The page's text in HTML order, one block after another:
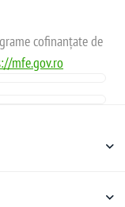
cofinanțate de
mfe.gov.ro